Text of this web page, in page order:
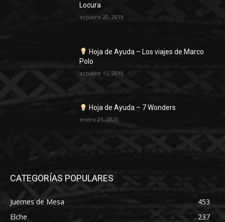
Locura
octubre 20, 2019
Hoja de Ayuda – Los viajes de Marco
Polo
octubre 15, 2019
Hoja de Ayuda – 7 Wonders
enero 21, 2020
CATEGORÍAS POPULARES
Juernes de Mesa
453
Elche
237